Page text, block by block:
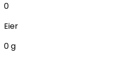
0
Eier
0g